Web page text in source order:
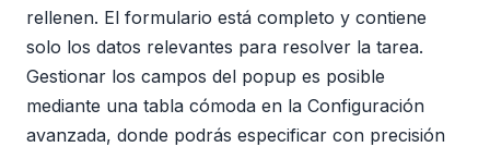
rellenen. El formulario está completo y contiene
solo los datos relevantes para resolver la tarea.
Gestionar los campos del popup es posible
mediante una tabla cómoda en la Configuración
avanzada, donde podrás especificar con precisión